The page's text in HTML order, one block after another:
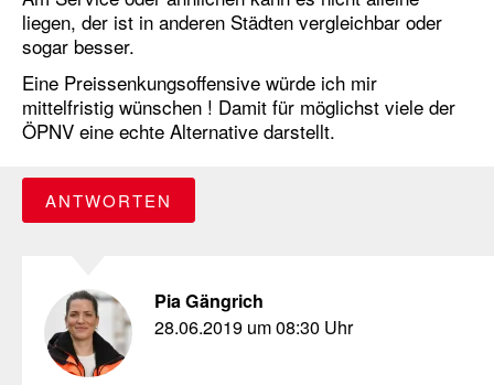
liegen, der ist in anderen Städten vergleichbar oder
sogar besser.
Eine Preissenkungsoffensive würde ich mir
mittelfristig wünschen ! Damit für möglichst viele der
ÖPNV eine echte Alternative darstellt.
ANTWORTEN
Pia Gängrich
28.06.2019 um 08:30 Uhr